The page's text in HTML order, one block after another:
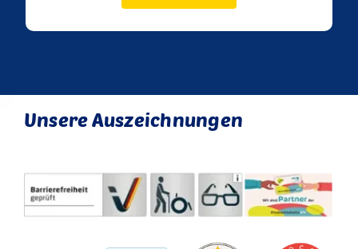
Unsere Auszeichnungen